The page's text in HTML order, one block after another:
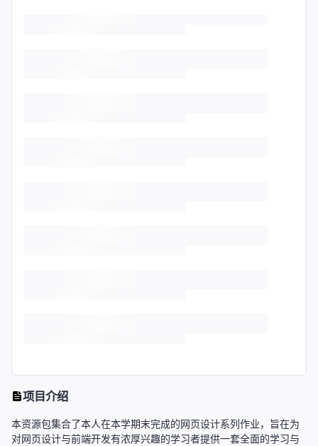
项目介绍
本资源包集合了本人在本学期末完成的网页设计系列作业，旨在为
对网页设计与前端开发有浓厚兴趣的学习者提供一套全面的学习与